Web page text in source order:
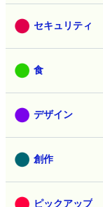
セキュリティ
食
デザイン
創作
ピックアップ